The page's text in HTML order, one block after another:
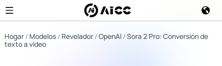
Hogar Modelos Revelador OpenAI Sora 2 Pro: Conversión de
texto a vídeo